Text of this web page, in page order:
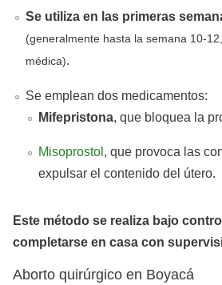
Se utiliza en las primeras
(generalmente hasta la semana 10-
médica).
Se emplean dos medicamentos:
Mifepristona, que bloquea la
Misoprostol , que provoca las
expulsar el contenido del útero.
Este método se realiza bajo
completarse en casa con
Aborto quirúrgico en Boyacá